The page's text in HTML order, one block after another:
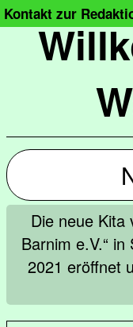
Kontakt zur
Die neue Kita
Barnim e.V.“
2021 eröffnet